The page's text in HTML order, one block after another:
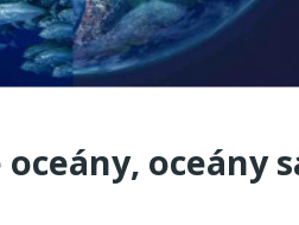
oceány